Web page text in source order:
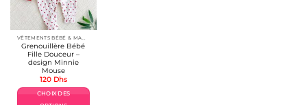
Grenouillère Bébé
Fille Douceur –
design Minnie
Mouse
120 Dhs
CHOIX DES